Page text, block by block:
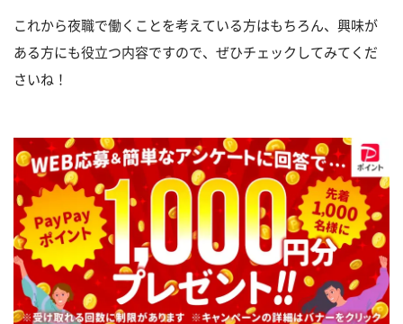
これから夜職で働くことを考えている方はもちろん、興味が
ある方にも役立つ内容ですので、ぜひチェックしてみてくだ
さいね！